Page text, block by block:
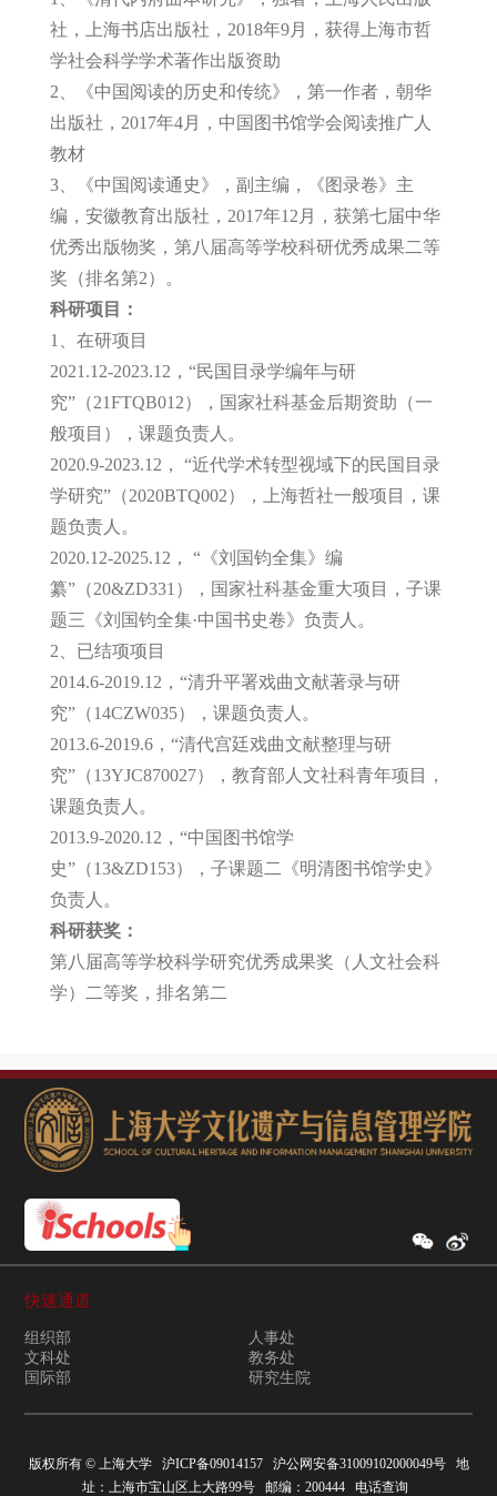
社，上海书店出版社，2018年9月，获得上海市哲
学社会科学学术著作出版资助
2、《中国阅读的历史和传统》，第一作者，朝华
出版社，2017年4月，中国图书馆学会阅读推广人
教材
3、《中国阅读通史》，副主编，《图录卷》主
编，安徽教育出版社，2017年12月，获第七届中华
优秀出版物奖，第八届高等学校科研优秀成果二等
奖（排名第2）。
科研项目：
1、在研项目
2021.12-2023.12，“民国目录学编年与研
究”（21FTQB012），国家社科基金后期资助（一
般项目），课题负责人。
2020.9-2023.12， “近代学术转型视域下的民国目录
学研究”（2020BTQ002），上海哲社一般项目，课
题负责人。
2020.12-2025.12， “《刘国钧全集》编
纂”（20&ZD331），国家社科基金重大项目，子课
题三《刘国钧全集·中国书史卷》负责人。
2、已结项项目
2014.6-2019.12，“清升平署戏曲文献著录与研
究”（14CZW035），课题负责人。
2013.6-2019.6，“清代宫廷戏曲文献整理与研
究”（13YJC870027），教育部人文社科青年项目，
课题负责人。
2013.9-2020.12，“中国图书馆学
史”（13&ZD153），子课题二《明清图书馆学史》
负责人。
科研获奖：
第八届高等学校科学研究优秀成果奖（人文社会科
学）二等奖，排名第二
快速通道
组织部
人事处
文科处
教务处
国际部
研究生院
版权所有 ©上海大学 沪ICP备09014157 沪公网安备31009102000049号地
址：上海市宝山区上大路99号 邮编：200444 电话查询